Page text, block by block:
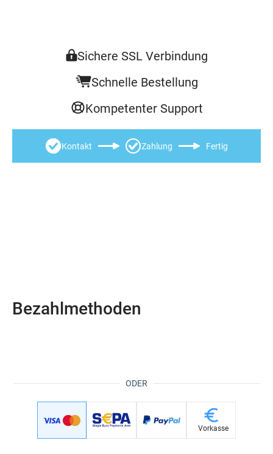
Sichere SSL Verbindung
Schnelle Bestellung
Kompetenter Support
Kontakt Zahlung Fertig
ODER
Bezahlmethoden
Vorkasse